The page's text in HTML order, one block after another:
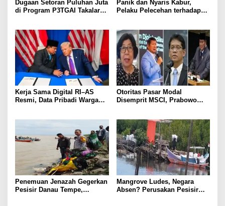
Dugaan Setoran Puluhan Juta
di Program P3TGAI Takalar
Panik dan Nyaris Kabur,
Pelaku Pelecehan terhadap
Kerja Sama Digital RI–AS
Resmi, Data Pribadi Warga
Otoritas Pasar Modal
Disemprit MSCI, Prabowo
Penemuan Jenazah Gegerkan
Pesisir Danau Tempe,
Mangrove Ludes, Negara
Absen? Perusakan Pesisir